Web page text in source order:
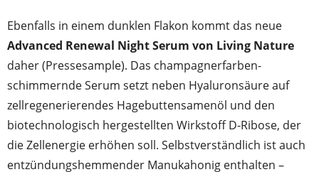
Ebenfalls in einem dunklen Flakon kommt das neue
Advanced Renewal Night Serum von Living Nature
daher (Pressesample). Das champagnerfarben-
schimmernde Serum setzt neben Hyaluronsäure auf
zellregenerierendes Hagebuttensamenöl und den
biotechnologisch hergestellten Wirkstoff D-Ribose, der
die Zellenergie erhöhen soll. Selbstverständlich ist auch
entzündungshemmender Manukahonig enthalten –